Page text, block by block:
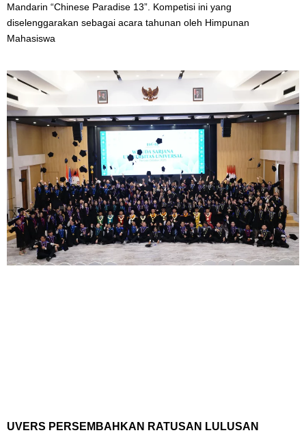
Mandarin “Chinese Paradise 13”. Kompetisi ini yang
diselenggarakan sebagai acara tahunan oleh Himpunan
Mahasiswa
UVERS PERSEMBAHKAN RATUSAN LULUSAN